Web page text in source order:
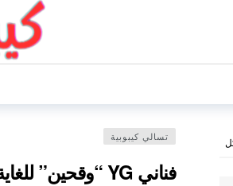
تسالي كيبوبية
فناني YG “وقحين” للغاية ، ولا يتابعون أي شخص على الانستغرام